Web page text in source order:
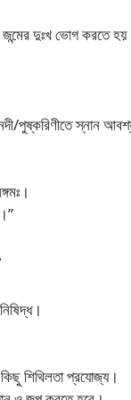
দুঃখ ভোগ করতে
পুষ্করিণীতে স্নান
শিথিলতা প্রযোজ্য।